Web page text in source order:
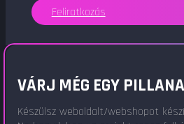
Feliratkozás
VÁRJ MÉG EGY
Készülsz weboldalt/webshopot